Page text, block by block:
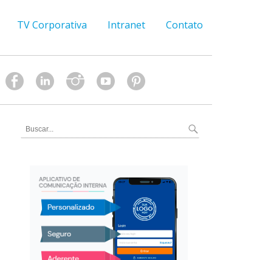
TV Corporativa Intranet Contato